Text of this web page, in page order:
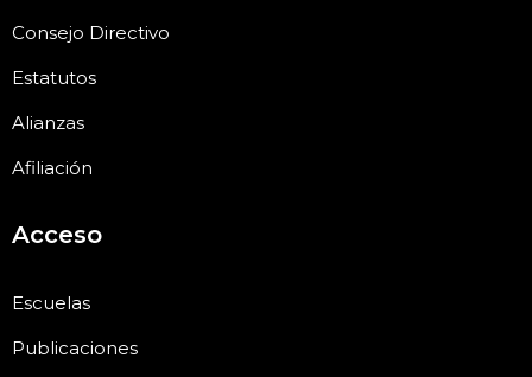
Consejo Directivo
Estatutos
Alianzas
Afiliación
Acceso
Escuelas
Publicaciones